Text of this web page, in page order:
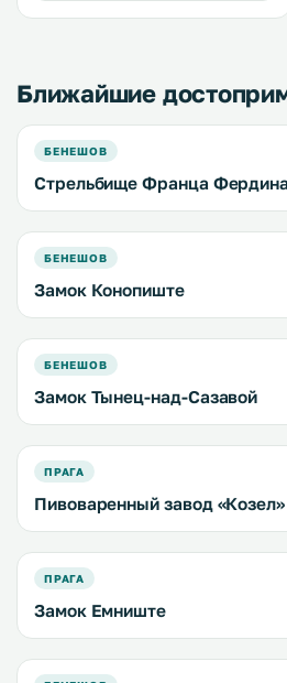
Ближайшие
БЕНЕШОВ
Стрельбище Франца
БЕНЕШОВ
Замок Конопиште
БЕНЕШОВ
Замок Тынец-над-Сазавой
ПРАГА
Пивоваренный завод «Козел»
ПРАГА
Замок Емниште